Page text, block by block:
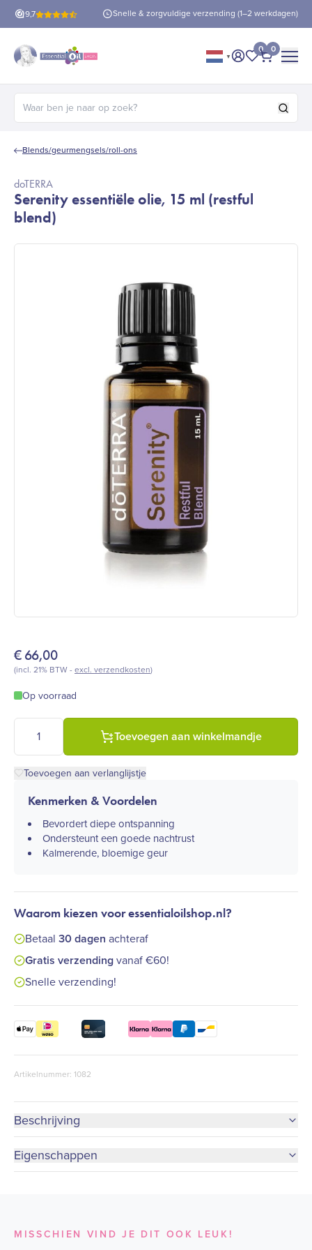
9,7
verzendingvanaf €60! Snelle & zorgvuldige verzending (1–2 werkdagen)
▼ Mijn account
Mijn
0 0
Zoeken naar:
Blends/geurmengsels/roll-ons
doTERRA
Serenity essentiële olie, 15 ml (restful
blend)
€66,00
(incl. 21% BTW -excl. verzendkosten)
Op voorraad
doTERRA Serenity essentiële olie, 15 ml (restful blend) aantal
Toevoegen aan winkelmandje
Toevoegen aan verlanglijstje
Kenmerken & Voordelen
Bevordert diepe ontspanning
Ondersteunt een goede nachtrust
Kalmerende, bloemige geur
Waarom kiezen voor essentialoilshop.nl?
Betaal 30 dagen achteraf
Gratis verzendingvanaf €60!
Snelle verzending!
Artikelnummer: 1082
Beschrijving
Eigenschappen
MISSCHIEN VIND JE DIT OOK LEUK!